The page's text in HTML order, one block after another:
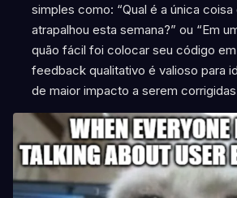
simples como: “Qual é a única coisa
atrapalhou esta semana?” ou “Em
quão fácil foi colocar seu código
feedback qualitativo é valioso para
de maior impacto a serem